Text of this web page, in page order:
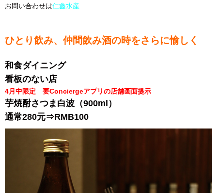
お問い合わせは仁鑫水産
ひとり飲み、仲間飲み酒の時をさらに愉しく
和食ダイニング
看板のない店
4月中限定 要Conciergeアプリの店舗画面提示
芋焼酎さつま白波（900ml）
通常280元⇒RMB100